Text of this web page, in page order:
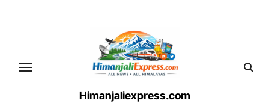
Himanjaliexpress.com